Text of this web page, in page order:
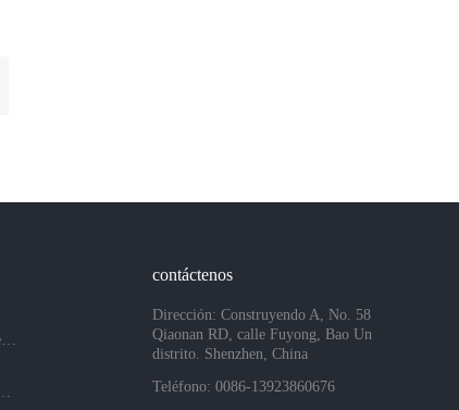
contáctenos
Dirección: Construyendo A, No. 58
Qiaonan RD, calle Fuyong, Bao Un
distrito. Shenzhen, China
Teléfono: 0086-13923860676